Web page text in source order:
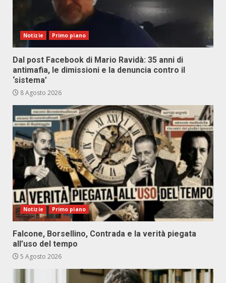
Notizie Primo piano
Dal post Facebook di Mario Ravidà: 35 anni di
antimafia, le dimissioni e la denuncia contro il
‘sistema’
8 Agosto 2026
Notizie Primo piano
Falcone, Borsellino, Contrada e la verità piegata
all’uso del tempo
5 Agosto 2026